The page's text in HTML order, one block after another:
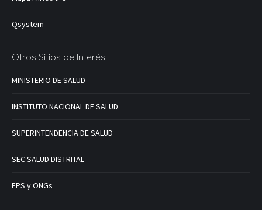
Qsystem
Otros Sitios de Interés
MINISTERIO DE SALUD
INSTITUTO NACIONAL DE SALUD
SUPERINTENDENCIA DE SALUD
SEC SALUD DISTRITAL
EPS y ONGs